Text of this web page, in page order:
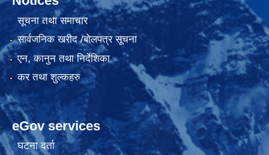
सूचना तथा समाचार
सार्वजनिक खरीद /बोलपत्र सूचना
एन, कानुन तथा निर्देशिका
कर तथा शुल्कहरु
eGov services
घटना दर्ता